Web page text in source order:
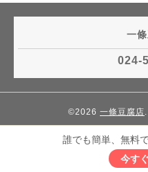
一
024-
©2026 一條豆腐店
誰でも簡単、無料
今す